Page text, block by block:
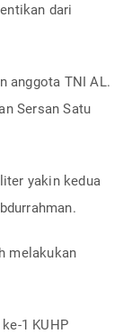
dari
anggota TNI AL.
Sersan Satu
yakin kedua
melakukan
1 KUHP